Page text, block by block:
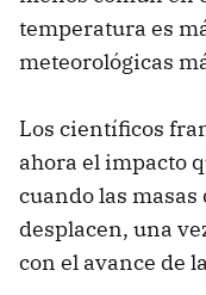
temperatura es
meteorológicas
Los científicos
ahora el impacto
cuando las masas
desplacen, una
con el avance de